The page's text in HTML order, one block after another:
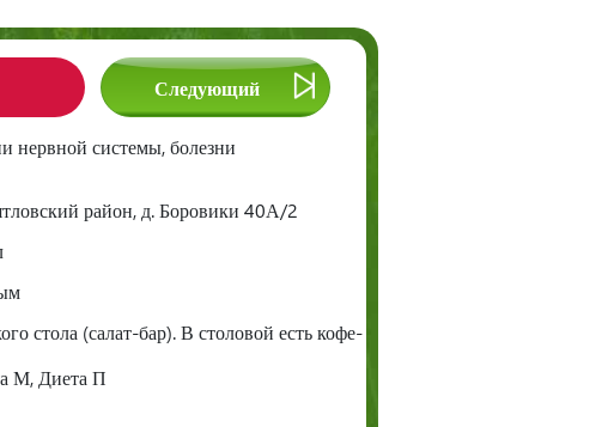
нервной системы, болезни
район, д. Боровики 40А/2
стола (салат-бар). В столовой есть кофе-
М, Диета П
СледующийСледующий